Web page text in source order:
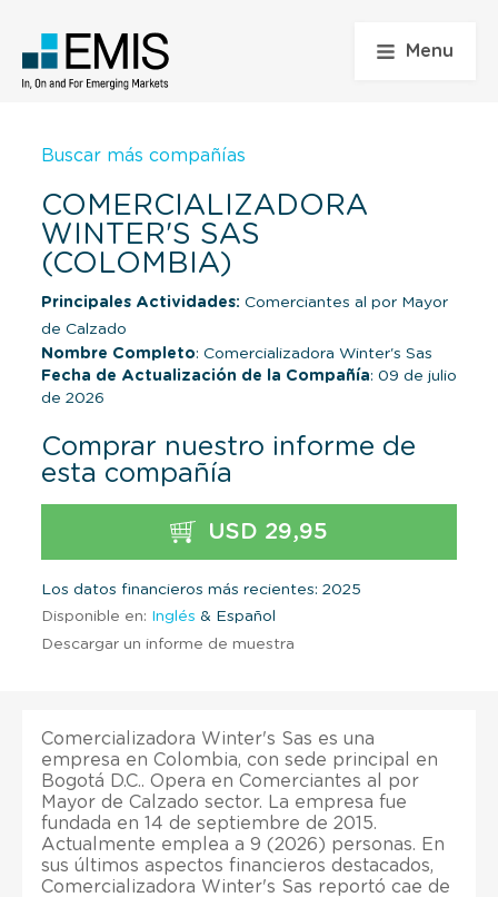
Menu
Buscar más compañías
COMERCIALIZADORA
WINTER'S SAS
(COLOMBIA)
Principales Actividades: Comerciantes al por Mayor
de Calzado
Nombre Completo: Comercializadora Winter's Sas
Fecha de Actualización de la Compañía: 09 de julio
de 2026
Comprar nuestro informe de
esta compañía
USD 29,95
Los datos financieros más recientes: 2025
Disponible en: Inglés & Español
Descargar un informe de muestra
Comercializadora Winter's Sas es una
empresa en Colombia, con sede principal en
Bogotá D.C.. Opera en Comerciantes al por
Mayor de Calzado sector. La empresa fue
fundada en 14 de septiembre de 2015.
Actualmente emplea a 9 (2026) personas. En
sus últimos aspectos financieros destacados,
Comercializadora Winter's Sas reportó cae de